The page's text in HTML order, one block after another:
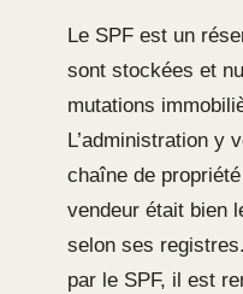
Le SPF est un
sont stockées et
mutations
L’administration y
chaîne de
vendeur était bien
selon ses
par le SPF, il est